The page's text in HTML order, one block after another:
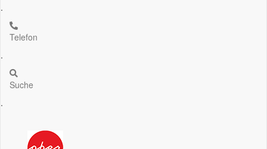
.
Telefon
.
Suche
.